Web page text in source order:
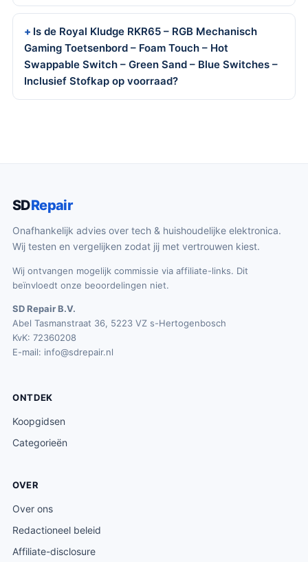
Is de Royal Kludge RKR65 – RGB Mechanisch
Gaming Toetsenbord – Foam Touch – Hot
Swappable Switch – Green Sand – Blue Switches –
Inclusief Stofkap op voorraad?
SDRepair
Onafhankelijk advies over tech & huishoudelijke elektronica.
Wij testen en vergelijken zodat jij met vertrouwen kiest.
Wij ontvangen mogelijk commissie via affiliate-links. Dit
beïnvloedt onze beoordelingen niet.
SD Repair B.V.
Abel Tasmanstraat 36, 5223 VZ s-Hertogenbosch
KvK: 72360208
E-mail: info@sdrepair.nl
ONTDEK
Koopgidsen
Categorieën
OVER
Over ons
Redactioneel beleid
Affiliate-disclosure